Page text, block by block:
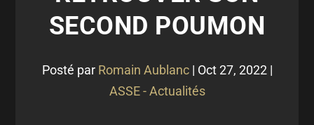
SECOND POUMON
Posté par Romain Aublanc| Oct 27, 2022|
ASSE - Actualités